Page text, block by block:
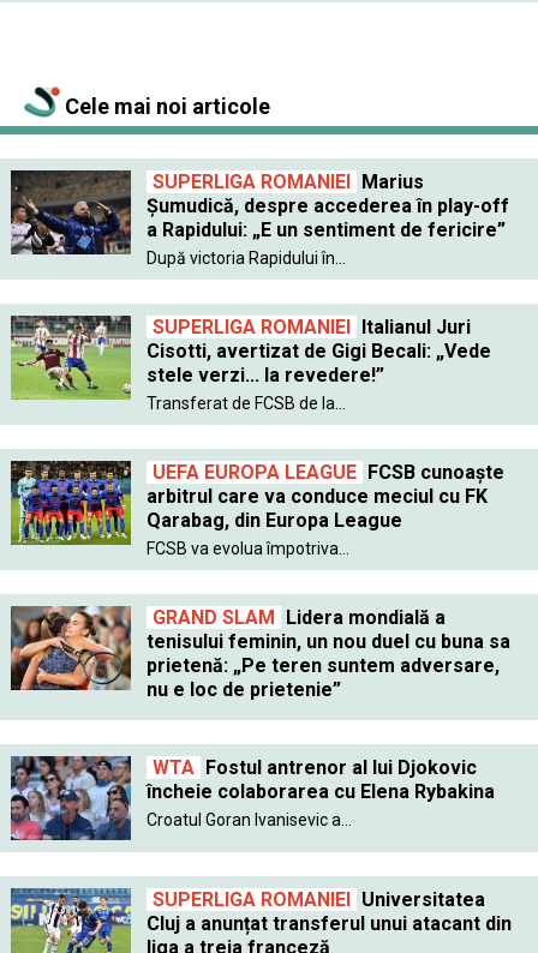
Cele mai noi articole
SUPERLIGA ROMANIEI Marius
Șumudică, despre accederea în play-off
a Rapidului: „E un sentiment de fericire”
După victoria Rapidului în...
SUPERLIGA ROMANIEI Italianul Juri
Cisotti, avertizat de Gigi Becali: „Vede
stele verzi... la revedere!”
Transferat de FCSB de la...
UEFA EUROPA LEAGUE FCSB cunoaște
arbitrul care va conduce meciul cu FK
Qarabag, din Europa League
FCSB va evolua împotriva...
GRAND SLAM Lidera mondială a
tenisului feminin, un nou duel cu buna sa
prietenă: „Pe teren suntem adversare,
nu e loc de prietenie”
WTA Fostul antrenor al lui Djokovic
încheie colaborarea cu Elena Rybakina
Croatul Goran Ivanisevic a...
SUPERLIGA ROMANIEI Universitatea
Cluj a anunțat transferul unui atacant din
liga a treia franceză